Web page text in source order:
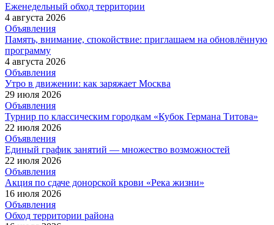
Еженедельный обход территории
4 августа 2026
Объявления
Память, внимание, спокойствие: приглашаем на обновлённую
программу
4 августа 2026
Объявления
Утро в движении: как заряжает Москва
29 июля 2026
Объявления
Турнир по классическим городкам «Кубок Германа Титова»
22 июля 2026
Объявления
Единый график занятий — множество возможностей
22 июля 2026
Объявления
Акция по сдаче донорской крови «Река жизни»
16 июля 2026
Объявления
Обход территории района